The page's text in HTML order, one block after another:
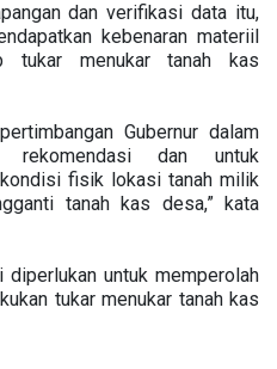
dan verifikasi data itu,
kebenaran materiil
tukar menukar tanah kas
Gubernur dalam
rekomendasi dan untuk
fisik lokasi tanah milik
tanah kas desa,” kata
untuk memperolah
tukar menukar tanah kas